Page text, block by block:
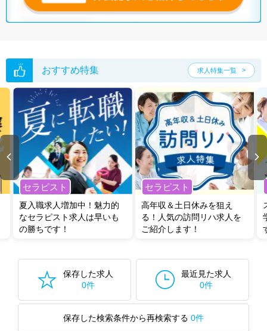
おすすめ特集 求人特集一覧
セラピスト
夏入職求人増加中！魅力的
なセラピスト求人は早いも
の勝ちです！
セラピスト
高年収＆土日休みを狙え
る！人気の訪問リハ求人を
ご紹介します！
保存した求人
0件
最近見た求人
0件
保存した検索条件から再検索する 0件